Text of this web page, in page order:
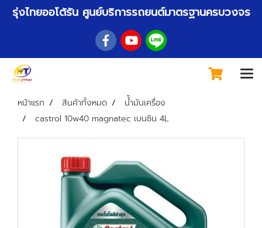
รุ่งไทยออโต้รัน ศูนย์บริการรถยนต์มาตรฐานครบวงจร
หน้าแรก สินค้าทั้งหมด
น้้ำมันเครื่อง
castrol 10w40 magnatec เบนซิน 4L